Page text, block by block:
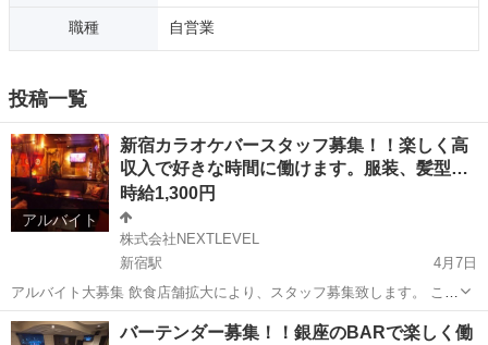
職種 自営業
投稿一覧
アルバイト
新宿カラオケバースタッフ募集！！楽しく高
収入で好きな時間に働けます。服装、髪型…
時給1,300円
株式会社NEXTLEVEL
新宿駅
4月7日
アルバイト大募集 飲食店舗拡大により、スタッフ募集致します。 これ
までにない好条件で楽しくやりがいのある職場で働いてみませんか？
店内の雰囲気も良く、スタッフ同士もとても仲良しな楽しい職場で
東京 新宿区 飲食 スタッフ
バーテンダー募集！！銀座のBARで楽しく働